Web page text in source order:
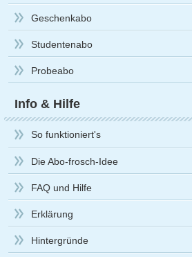
Geschenkabo
Studentenabo
Probeabo
Info & Hilfe
So funktioniert's
Die Abo-frosch-Idee
FAQ und Hilfe
Erklärung
Hintergründe